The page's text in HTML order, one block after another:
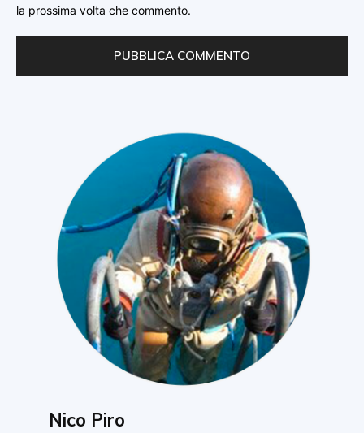
la prossima volta che commento.
Nico Piro